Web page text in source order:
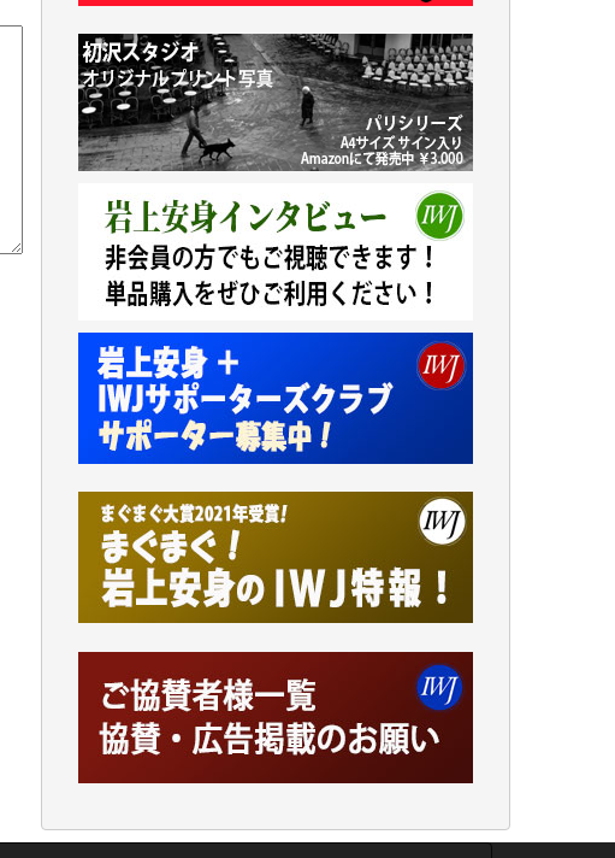
Windows7の頃はIWJの動画もRealPlayerで録
画できて、かなりの動画をDVDに焼きこんで
保存していました。
しかし、それが出来なくなって以降はExcelな
どを使ってハイパーリンクを張り、重要と思
ようにして来ました。しかし、それができる
のもコンテンツがサーバーに保存されている
からこそのことであり、そのサーバーが使え
なくなってしまえば二度と視ることが出来な
「何とかしなければ、何とかしてほしい。」
と思いながらも前述した事情でどうにもなら
ない自分の非力に歯ぎしりするばかりです。
（T.M.様）
いつもまともな報道、ありがとうございま
す。（新城 靖 様）